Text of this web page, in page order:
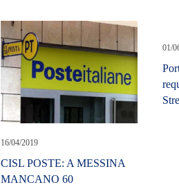
r
R
16/04/2019
CISL POSTE: A MESSINA
MANCANO 60
01/